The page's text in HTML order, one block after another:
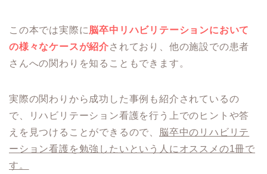
この本では実際に脳卒中リハビリテーションにおいて
の様々なケースが紹介されており、他の施設での患者
さんへの関わりを知ることもできます。
実際の関わりから成功した事例も紹介されているの
で、リハビリテーション看護を行う上でのヒントや答
えを見つけることができるので、
脳卒中のリハビリテ
ーション看護を勉強したいという人にオススメの1冊で
す。